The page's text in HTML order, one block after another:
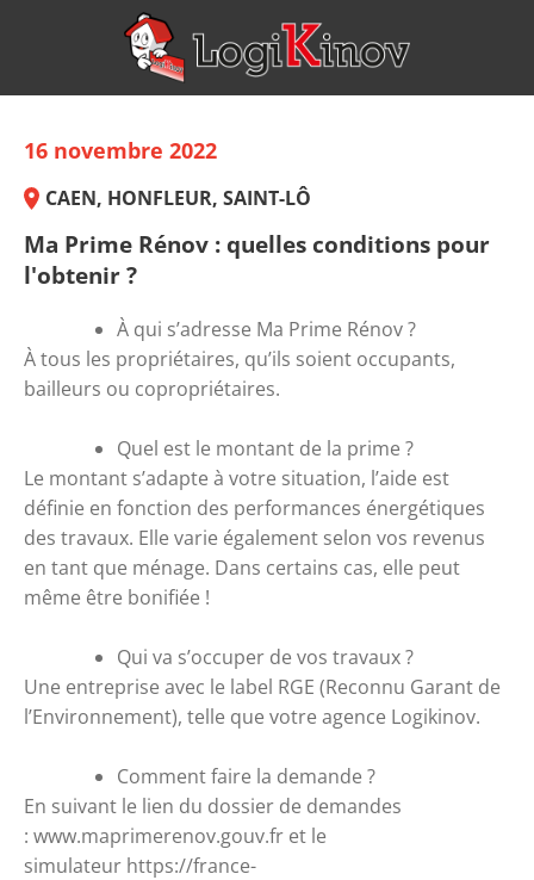
16 novembre 2022
CAEN, HONFLEUR, SAINT-LÔ
Ma Prime Rénov : quelles conditions pour
l'obtenir ?
À qui s’adresse Ma Prime Rénov ?
À tous les propriétaires, qu’ils soient occupants,
bailleurs ou copropriétaires.
Quel est le montant de la prime ?
Le montant s’adapte à votre situation, l’aide est
définie en fonction des performances énergétiques
des travaux. Elle varie également selon vos revenus
en tant que ménage. Dans certains cas, elle peut
même être bonifiée !
Qui va s’occuper de vos travaux ?
Une entreprise avec le label RGE (Reconnu Garant de
l’Environnement), telle que votre agence Logikinov.
Comment faire la demande ?
En suivant le lien du dossier de demandes
: www.maprimerenov.gouv.fr et le
simulateur https://france-